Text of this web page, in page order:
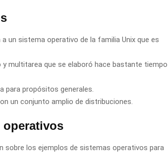
un sistema operativo de la familia Unix que es
multitarea que se elaboró hace bastante tiempo
para propósitos generales.
un conjunto amplio de distribuciones.
operativos
los ejemplos de sistemas operativos para